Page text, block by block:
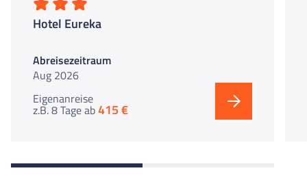
Hotel Eureka
Abreisezeitraum
Aug 2026
Eigenanreise
z.B. 8 Tageab415 €